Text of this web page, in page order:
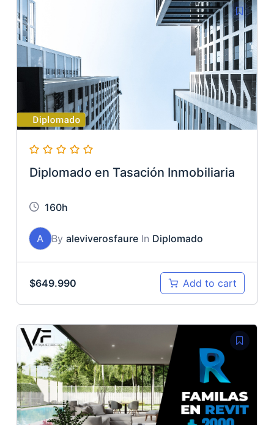
Diplomado en Tasación Inmobiliaria
160h
A By aleviverosfaureIn Diplomado
$649.990 Add to cart